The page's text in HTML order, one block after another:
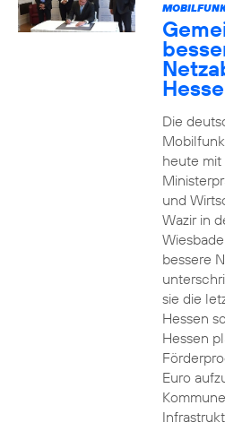
Die
heute mit
und
Wazir in
bessere
sie die
Hessen
Hessen
Euro